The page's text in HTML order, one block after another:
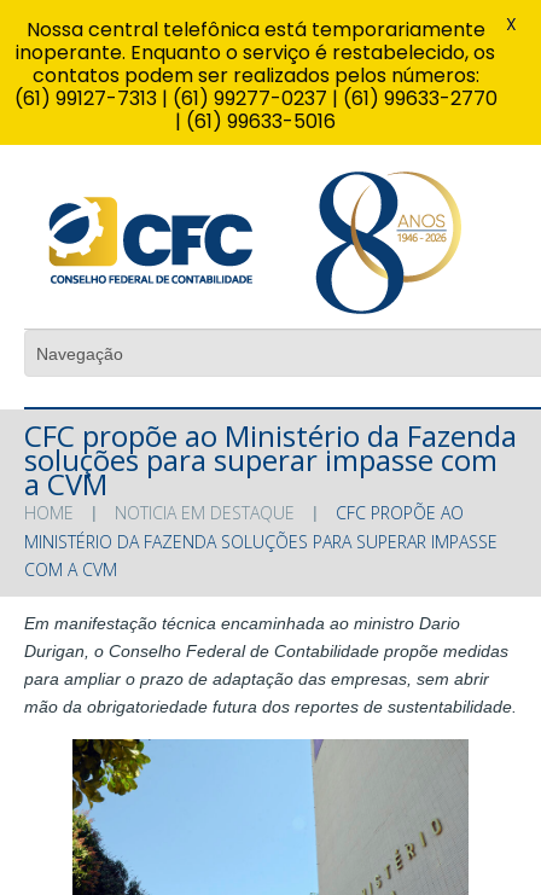
CFC propõe ao Ministério da Fazenda
soluções para superar impasse com
a CVM
HOME NOTICIA EM DESTAQUE
CFC PROPÕE AO
MINISTÉRIO DA FAZENDA SOLUÇÕES PARA SUPERAR IMPASSE
COM A CVM
Em manifestação técnica encaminhada ao ministro Dario
Durigan, o Conselho Federal de Contabilidade propõe medidas
para ampliar o prazo de adaptação das empresas, sem abrir
mão da obrigatoriedade futura dos reportes de sustentabilidade.
Nossa central telefônica está temporariamente
inoperante. Enquanto o serviço é restabelecido, os
contatos podem ser realizados pelos números:
(61) 99127-7313 | (61) 99277-0237 | (61) 99633-2770
| (61) 99633-5016
X